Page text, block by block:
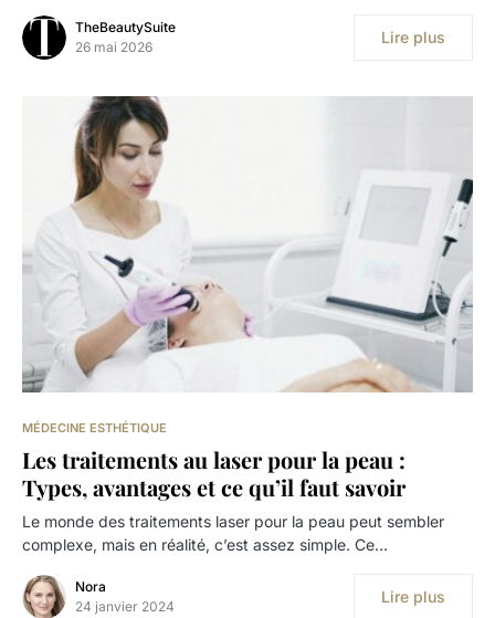
TheBeautySuite
26 mai 2026
Lire plus
MÉDECINE ESTHÉTIQUE
Les traitements au laser pour la peau :
Types, avantages et ce qu’il faut savoir
Le monde des traitements laser pour la peau peut sembler
complexe, mais en réalité, c’est assez simple. Ce…
Nora
24 janvier 2024
Lire plus